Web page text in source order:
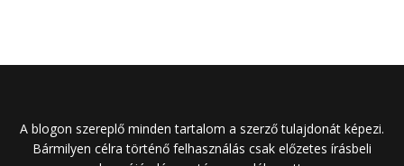
A blogon szereplő minden tartalom a szerző tulajdonát képezi.
Bármilyen célra történő felhasználás csak előzetes írásbeli